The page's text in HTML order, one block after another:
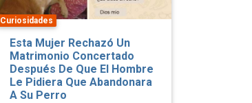
Curiosidades
Esta Mujer Rechazó Un
Matrimonio Concertado
Después De Que El Hombre
Le Pidiera Que Abandonara
A Su Perro